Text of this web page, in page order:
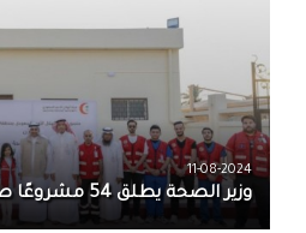
11-08-2024
وزير الصحة يطلق 54 مشروعًا صحيًا في القصيم..